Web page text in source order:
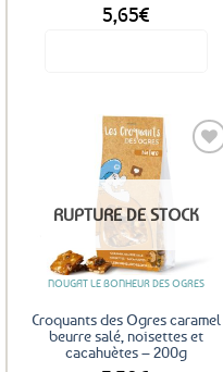
5,65€
aux
RUPTURE DE STOCK
NOUGAT LE BONHEUR DES OGRES
Croquants des Ogres caramel
beurre salé, noisettes et
cacahuètes – 200g